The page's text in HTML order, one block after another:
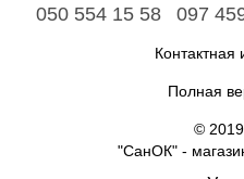
050 554 15 58 097
Полная
©
"СанОК" -